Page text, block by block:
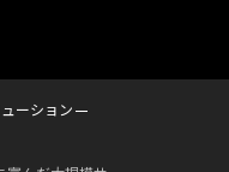
ーション